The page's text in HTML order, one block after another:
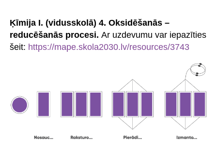
Ķīmija I. (vidusskolā) 4. Oksidēšanās –
reducēšanās procesi. Ar uzdevumu var iepazīties
šeit: https://mape.skola2030.lv/resources/3743